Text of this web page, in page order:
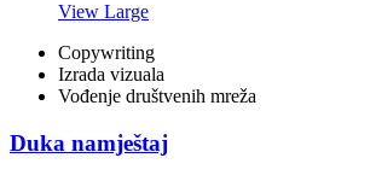
View Large
Copywriting
Izrada vizuala
Vođenje društvenih mreža
Duka namještaj